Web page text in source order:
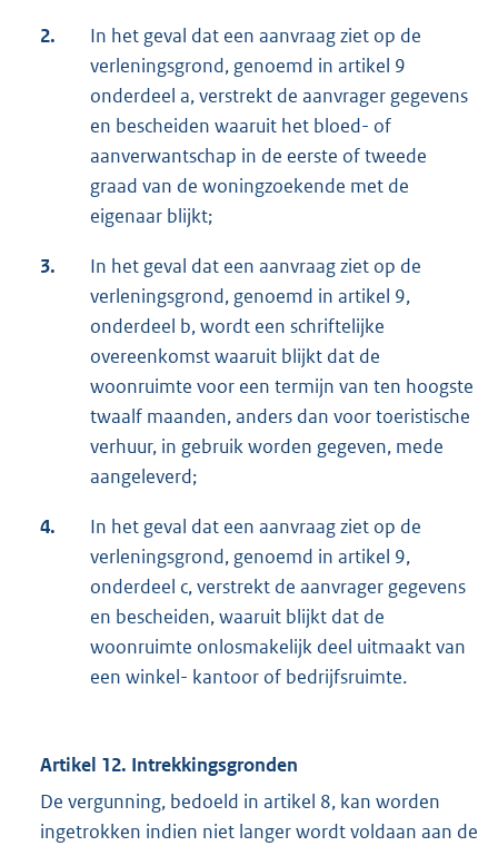
2.
In het geval dat een aanvraag ziet op de
verleningsgrond, genoemd in artikel 9
onderdeel a, verstrekt de aanvrager gegevens
en bescheiden waaruit het bloed- of
aanverwantschap in de eerste of tweede
graad van de woningzoekende met de
eigenaar blijkt;
3.
In het geval dat een aanvraag ziet op de
verleningsgrond, genoemd in artikel 9,
onderdeel b, wordt een schriftelijke
overeenkomst waaruit blijkt dat de
woonruimte voor een termijn van ten hoogste
twaalf maanden, anders dan voor toeristische
verhuur, in gebruik worden gegeven, mede
aangeleverd;
4.
In het geval dat een aanvraag ziet op de
verleningsgrond, genoemd in artikel 9,
onderdeel c, verstrekt de aanvrager gegevens
en bescheiden, waaruit blijkt dat de
woonruimte onlosmakelijk deel uitmaakt van
een winkel- kantoor of bedrijfsruimte.
Artikel 12. Intrekkingsgronden
De vergunning, bedoeld in artikel 8, kan worden
ingetrokken indien niet langer wordt voldaan aan de